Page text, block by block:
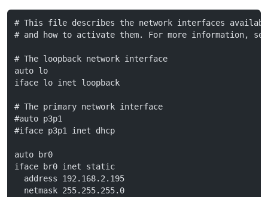
# This file describes the network interfaces
# and how to activate them. For more information,
# The loopback network interface
auto lo
iface lo inet loopback
# The primary network interface
#auto p3p1
#iface p3p1 inet dhcp
auto br0
iface br0 inet static
  address 192.168.2.195
  netmask 255.255.255.0